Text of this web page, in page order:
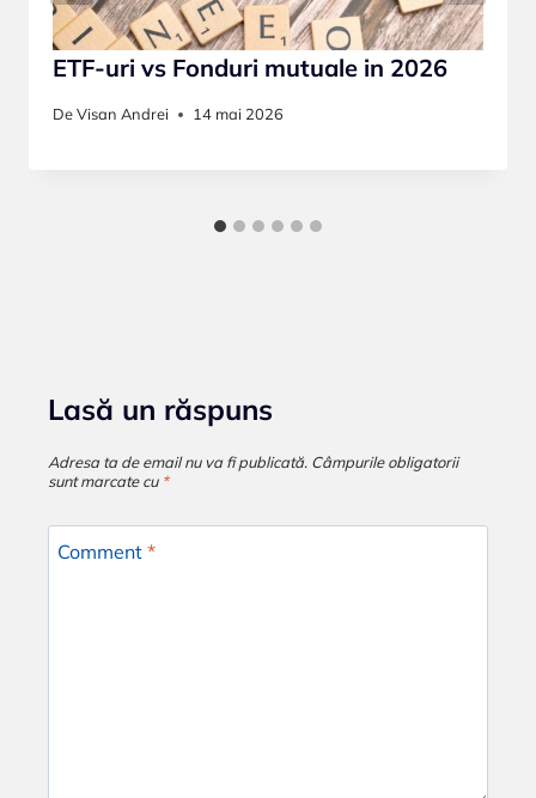
ETF-uri vs Fonduri mutuale in 2026
DeVisan Andrei 14 mai 2026
Lasă un răspuns
Adresa ta de email nu va fi publicată. Câmpurile obligatorii
sunt marcate cu *
Comment *